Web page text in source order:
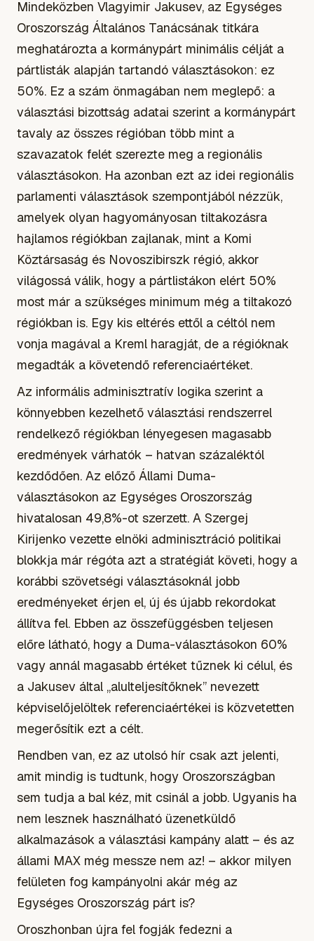
Mindeközben Vlagyimir Jakusev, az Egységes
Oroszország Általános Tanácsának titkára
meghatározta a kormánypárt minimális célját a
pártlisták alapján tartandó választásokon: ez
50%. Ez a szám önmagában nem meglepő: a
választási bizottság adatai szerint a kormánypárt
tavaly az összes régióban több mint a
szavazatok felét szerezte meg a regionális
választásokon. Ha azonban ezt az idei regionális
parlamenti választások szempontjából nézzük,
amelyek olyan hagyományosan tiltakozásra
hajlamos régiókban zajlanak, mint a Komi
Köztársaság és Novoszibirszk régió, akkor
világossá válik, hogy a pártlistákon elért 50%
most már a szükséges minimum még a tiltakozó
régiókban is. Egy kis eltérés ettől a céltól nem
vonja magával a Kreml haragját, de a régióknak
megadták a követendő referenciaértéket.
Az informális adminisztratív logika szerint a
könnyebben kezelhető választási rendszerrel
rendelkező régiókban lényegesen magasabb
eredmények várhatók – hatvan százaléktól
kezdődően. Az előző Állami Duma-
választásokon az Egységes Oroszország
hivatalosan 49,8%-ot szerzett. A Szergej
Kirijenko vezette elnöki adminisztráció politikai
blokkja már régóta azt a stratégiát követi, hogy a
korábbi szövetségi választásoknál jobb
eredményeket érjen el, új és újabb rekordokat
állítva fel. Ebben az összefüggésben teljesen
előre látható, hogy a Duma-választásokon 60%
vagy annál magasabb értéket tűznek ki célul, és
a Jakusev által „alulteljesítőknek” nevezett
képviselőjelöltek referenciaértékei is közvetetten
megerősítik ezt a célt.
Rendben van, ez az utolsó hír csak azt jelenti,
amit mindig is tudtunk, hogy Oroszországban
sem tudja a bal kéz, mit csinál a jobb. Ugyanis ha
nem lesznek használható üzenetküldő
alkalmazások a választási kampány alatt – és az
állami MAX még messze nem az! – akkor milyen
felületen fog kampányolni akár még az
Egységes Oroszország párt is?
Oroszhonban újra fel fogják fedezni a